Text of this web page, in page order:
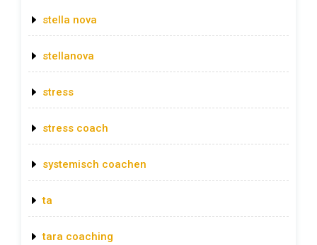
stella nova
stellanova
stress
stress coach
systemisch coachen
ta
tara coaching